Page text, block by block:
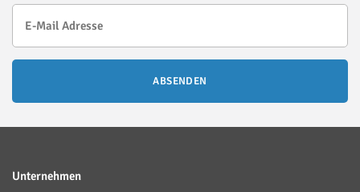
ABSENDEN
Unternehmen